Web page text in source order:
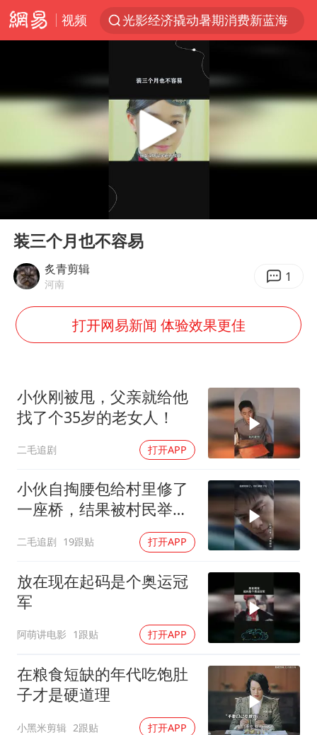
视频
光影经济撬动暑期消费新蓝海
梁家辉：到内地拍戏不是北上是回归
茅台部分直营店飞天茅台提价
情侣平潭拍日出坠崖1死1伤
台当局重金为“台独”织“皇帝新衣”
几元成本的AI广告导致千万市值蒸发
白海豚将正面袭击贯穿浙江
酒店回应车内过夜被收150元
乐享全民健身 共筑健康中国
Play
装三个月也不容易
炙青剪辑
河南 1
打开网易新闻 体验效果更佳
小伙刚被甩，父亲就给他
找了个35岁的老女人！
二毛追剧 打开APP
小伙自掏腰包给村里修了
一座桥，结果被村民举报
二毛追剧 19跟贴 打开APP
放在现在起码是个奥运冠
军
阿萌讲电影 1跟贴 打开APP
在粮食短缺的年代吃饱肚
子才是硬道理
小黑米剪辑 2跟贴 打开APP